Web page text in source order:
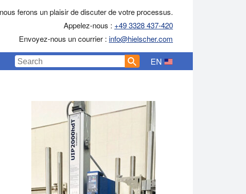
ferons un plaisir de discuter de votre processus.
Appelez-nous : +49 3328 437-420
Envoyez-nous un courrier : info@hielscher.com
EN